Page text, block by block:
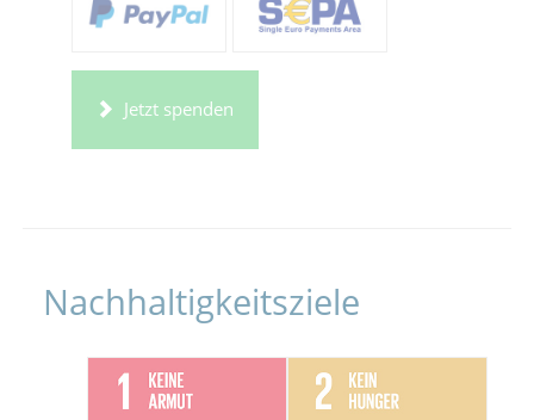
Jetzt spenden
Nachhaltigkeitsziele